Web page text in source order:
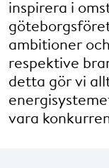
inspirera i
ambitioner
respektive
detta gör vi
vara